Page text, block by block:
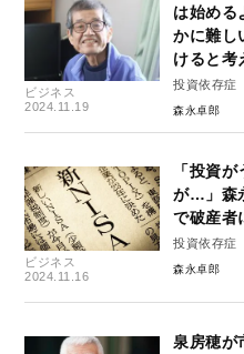
ビジネス
2024.11.19
は始める
かに難し
けると考
投資依存
森永卓郎
ビジネス
2024.11.16
「投資
が…」森
で破産者
投資依存
森永卓郎
泉房穂が